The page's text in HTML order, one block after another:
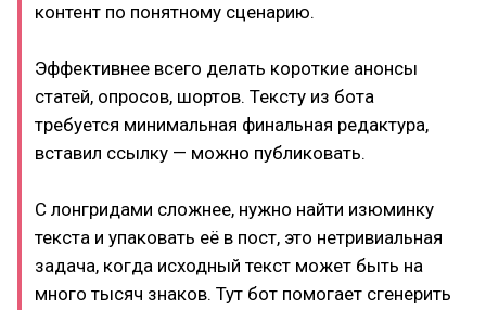
контент по понятному сценарию.
Эффективнее всего делать короткие анонсы
статей, опросов, шортов. Тексту из бота
требуется минимальная финальная редактура,
вставил ссылку — можно публиковать.
С лонгридами сложнее, нужно найти изюминку
текста и упаковать её в пост, это нетривиальная
задача, когда исходный текст может быть на
много тысяч знаков. Тут бот помогает сгенерить